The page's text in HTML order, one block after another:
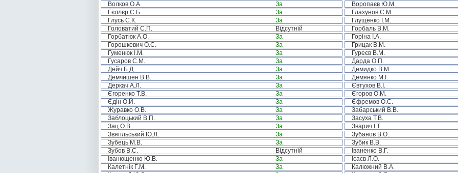
Волков О.А.
За Воропаєв Ю.М.
Гєллєр Є.Б.
За Глазунов С.М.
Глусь С.К.
За Глущенко І.М.
Головатий С.П.
Відсутній Горбаль В.М.
Горбатюк А.О.
За Горіна І.А.
Горошкевич О.С.
За Грицак В.М.
Гуменюк І.М.
За Гуреєв В.М.
Гусаров С.М.
За Дарда О.П.
Дейч Б.Д.
За Демидко В.М.
Демчишен В.В.
За Демянко М.І.
Деркач А.Л.
За Євтухов В.І.
Єгоренко Т.В.
За Єгоров О.М.
Єдін О.Й.
За Єфремов О.С.
Журавко О.В.
За Забарський В.В.
Заблоцький В.П.
За Засуха Т.В.
Зац О.В.
За Зварич І.Т.
Звягільський Ю.Л.
За Зубанов В.О.
Зубець М.В.
За Зубик В.В.
Зубов В.С.
Відсутній Іваненко В.Г.
Іванющенко Ю.В.
За Ісаєв Л.О.
Калетнік Г.М.
За Калюжний В.А.